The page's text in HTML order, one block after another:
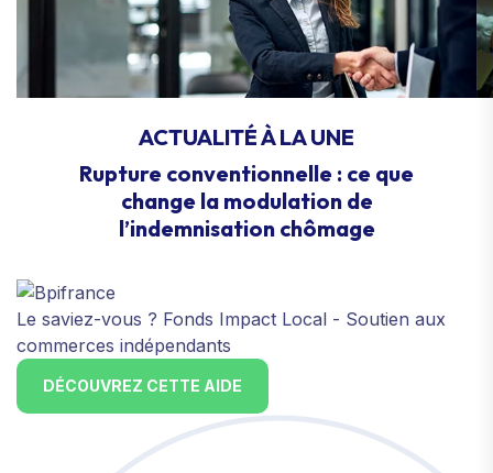
ACTUALITÉ À LA UNE
Rupture conventionnelle : ce que
change la modulation de
l’indemnisation chômage
Le saviez-vous ? Fonds Impact Local - Soutien aux
commerces indépendants
DÉCOUVREZ CETTE AIDE